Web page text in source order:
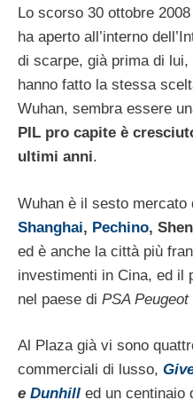
Lo scorso 30 ottobre
ha aperto all’interno
di scarpe, già prima di lui,
hanno fatto la stessa
Wuhan, sembra essere
PIL pro capite è
ultimi anni.
Wuhan è il sesto mercato
Shanghai, Pechino,
ed è anche la città più
investimenti in Cina, ed il
nel paese di PSA
Al Plaza già vi sono
commerciali di lusso,
e Dunhill ed un centinaio